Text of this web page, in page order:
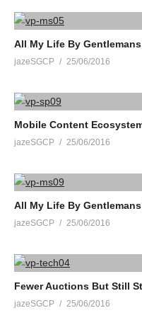
All My Life By
jazeSGCP 25/06/2016
Mobile Content
jazeSGCP 25/06/2016
All My Life By
jazeSGCP 25/06/2016
Fewer Auctions But Still
jazeSGCP 25/06/2016